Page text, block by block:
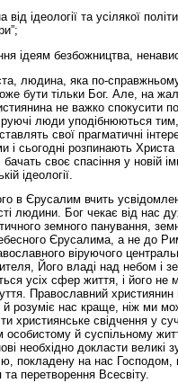
ідеології та усілякої
ідеям безбожництва,
людина, яка по-
бути тільки Бог. Але, на
не важко спокусити
люди уподібнюються
свої прагматичні
і сьогодні розпинають
своє спасіння у новій
ідеології.
в Єрусалим вчить
людини. Бог чекає від нас
земного панування,
Єрусалима, а не до
віруючого
Його владі над небом і
усіх сфер життя, і його не
Православний
й розуміє нас краще, ніж ми
християнське свідчення у
особистому й суспільному
необхідно докласти великі
покладену на нас Господом,
перетворення Всесвіту.